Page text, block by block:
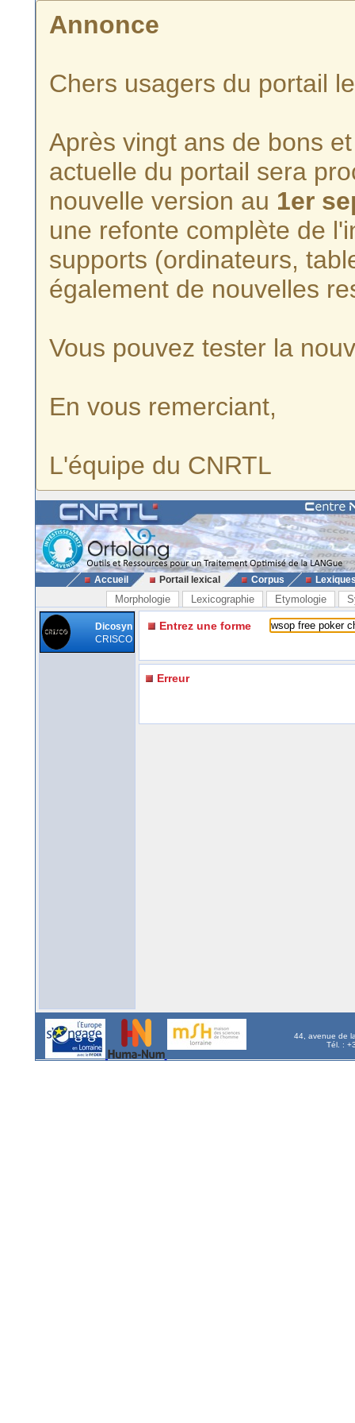
Annonce
Chers usagers du portail
Après vingt ans de bons
actuelle du portail sera
nouvelle version au 1er
une refonte complète de
supports (ordinateurs,
également de nouvelles
Vous pouvez tester la
En vous remerciant,
L'équipe du CNRTL
Accueil Portail lexical Corpus
Morphologie Lexicographie Etymologie
Dicosyn
CRISCO
Entrez une forme
Erreur
44, avenue de
Tél. :